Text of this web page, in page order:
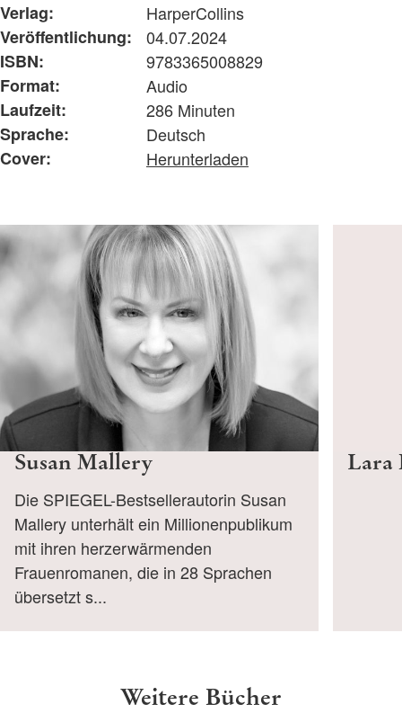
Verlag:
HarperCollins
Veröffentlichung:
04.07.2024
ISBN:
9783365008829
Format:
Audio
Laufzeit:
286 Minuten
Sprache:
Deutsch
Cover:
Herunterladen
Susan Mallery
Die SPIEGEL-Bestsellerautorin Susan
Mallery unterhält ein Millionenpublikum
mit ihren herzerwärmenden
Frauenromanen, die in 28 Sprachen
übersetzt s...
Lara
Weitere Bücher